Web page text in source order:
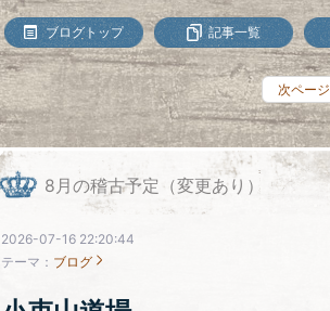
ブログトップ 記事一覧
次ページ
8月の稽古予定（変更あり）
2026-07-16 22:20:44
テーマ： ブログ